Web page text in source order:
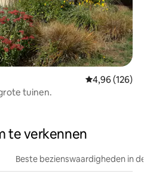
Gemiddelde
4,96 (126)
tuinen.
te verkennen
Beste bezienswaardigheden in